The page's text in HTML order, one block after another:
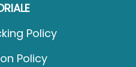
Policy
Policy